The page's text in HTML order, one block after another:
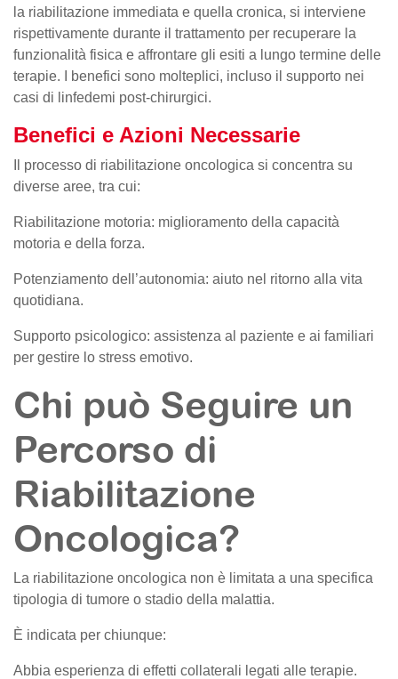
la riabilitazione immediata e quella cronica, si interviene
rispettivamente durante il trattamento per recuperare la
funzionalità fisica e affrontare gli esiti a lungo termine delle
terapie. I benefici sono molteplici, incluso il supporto nei
casi di linfedemi post-chirurgici.
Benefici e Azioni Necessarie
Il processo di riabilitazione oncologica si concentra su
diverse aree, tra cui:
Riabilitazione motoria: miglioramento della capacità
motoria e della forza.
Potenziamento dell’autonomia: aiuto nel ritorno alla vita
quotidiana.
Supporto psicologico: assistenza al paziente e ai familiari
per gestire lo stress emotivo.
Chi può Seguire un
Percorso di
Riabilitazione
Oncologica?
La riabilitazione oncologica non è limitata a una specifica
tipologia di tumore o stadio della malattia.
È indicata per chiunque:
Abbia esperienza di effetti collaterali legati alle terapie.